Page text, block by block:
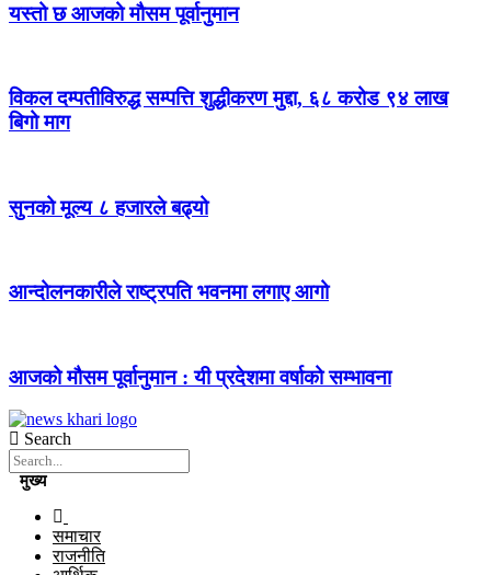
यस्तो छ आजको मौसम पूर्वानुमान
विकल दम्पतीविरुद्ध सम्पत्ति शुद्धीकरण मुद्दा, ६८ करोड ९४ लाख
बिगो माग
सुनको मूल्य ८ हजारले बढ्यो
आन्दोलनकारीले राष्ट्रपति भवनमा लगाए आगो
आजको मौसम पूर्वानुमान : यी प्रदेशमा वर्षाको सम्भावना
Search
मुख्य
समाचार
राजनीति